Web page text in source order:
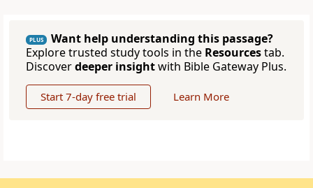
PLUS
Want help understanding this passage?
Explore trusted study tools in the Resourcestab.
Discoverdeeper insightwith Bible Gateway Plus.
Start 7-day free trial Learn More